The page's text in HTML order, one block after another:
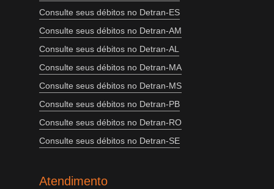
Consulte seus débitos no Detran-ES
Consulte seus débitos no Detran-AM
Consulte seus débitos no Detran-AL
Consulte seus débitos no Detran-MA
Consulte seus débitos no Detran-MS
Consulte seus débitos no Detran-PB
Consulte seus débitos no Detran-RO
Consulte seus débitos no Detran-SE
Atendimento